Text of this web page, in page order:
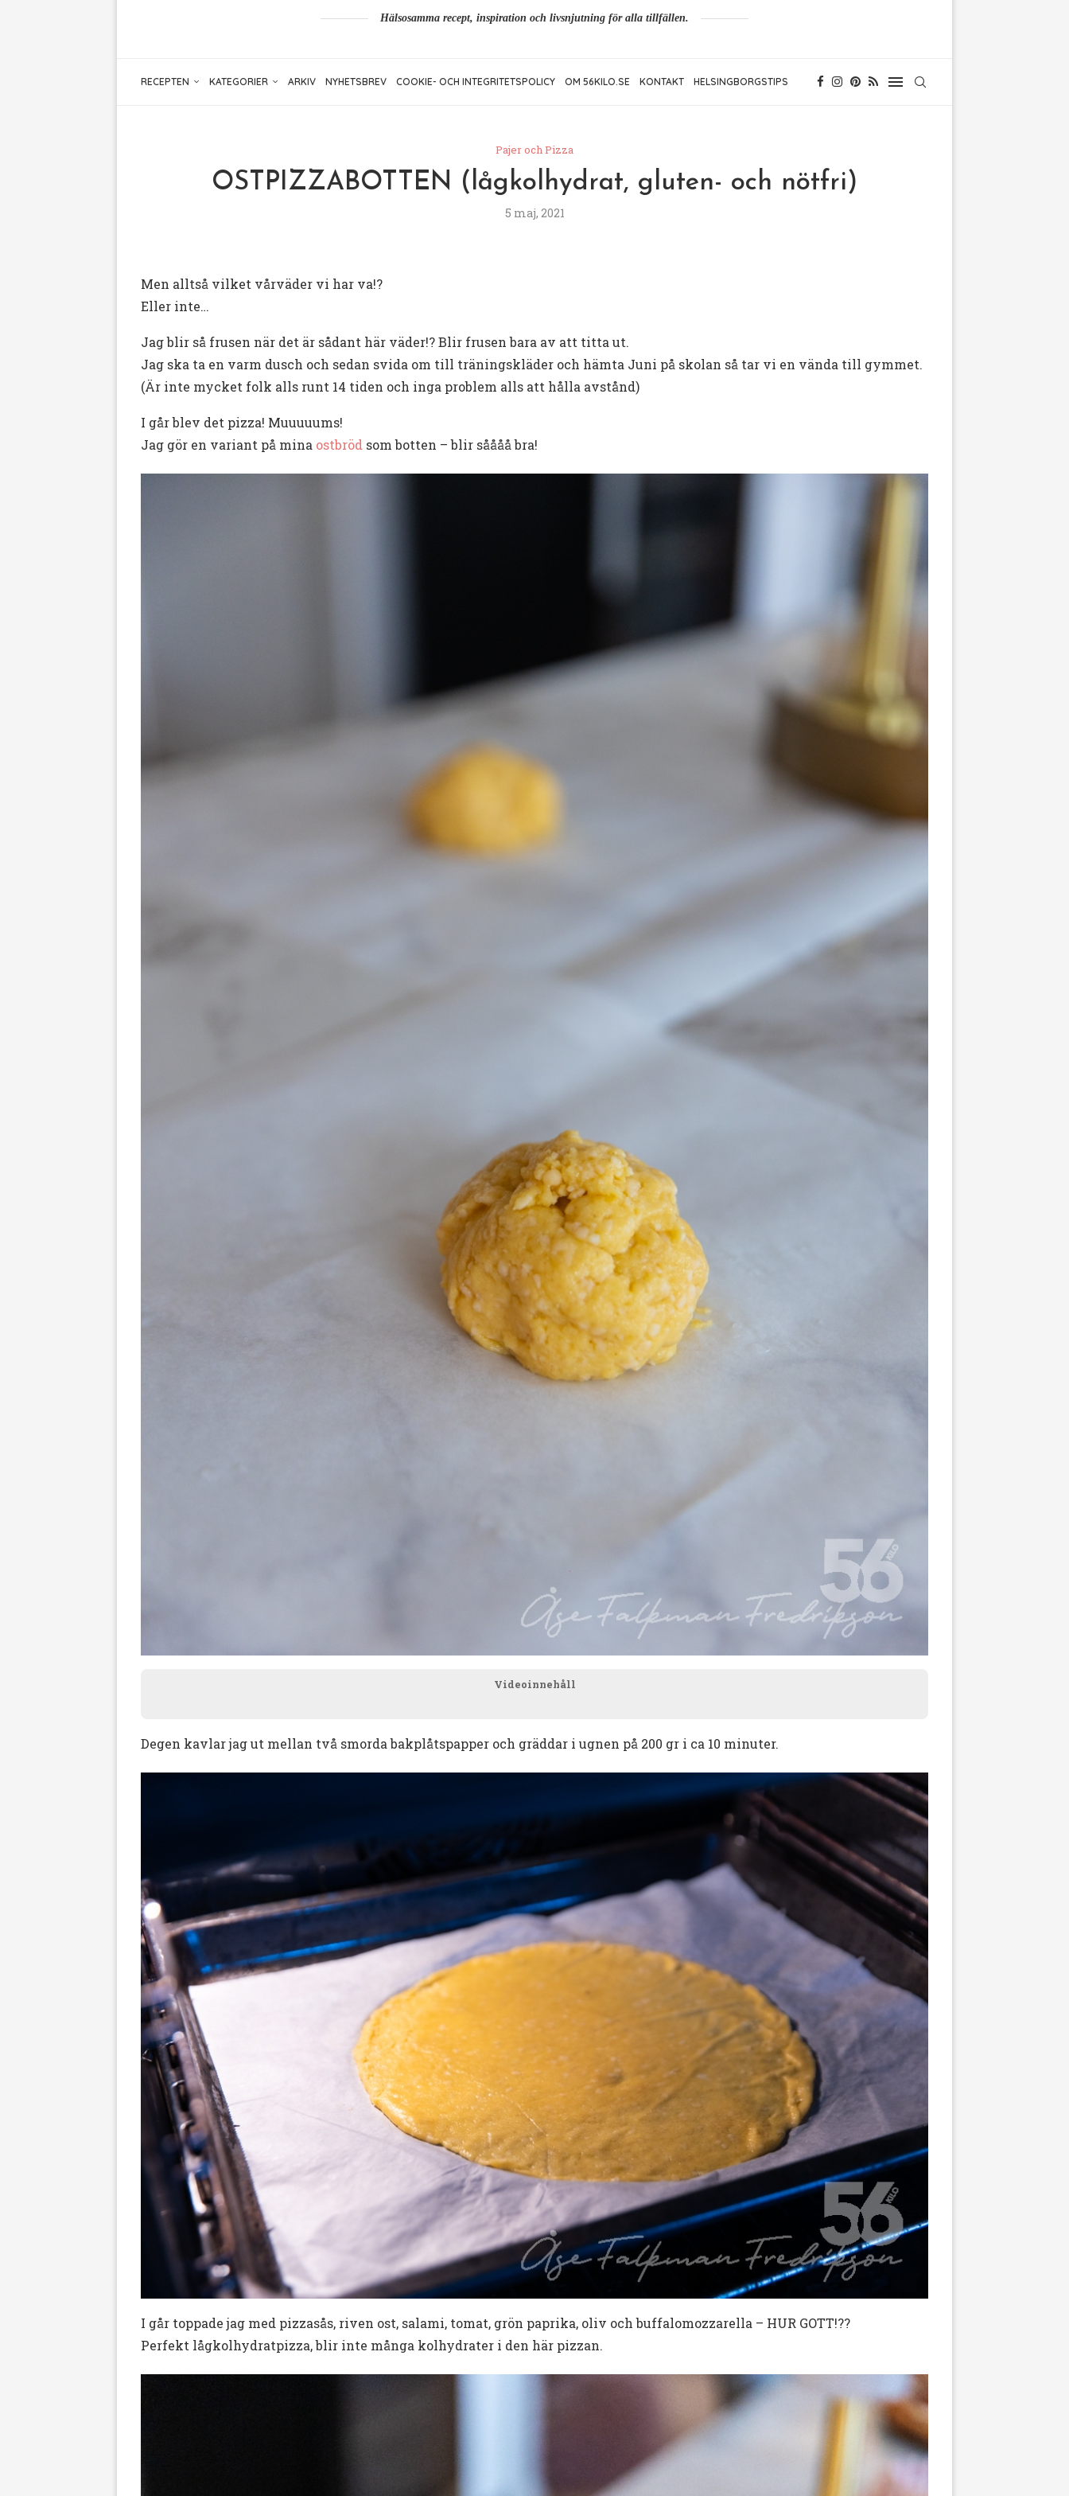
Hälsosamma recept, inspiration och livsnjutning för alla tillfällen.
RECEPTEN KATEGORIER ARKIV NYHETSBREV COOKIE- OCH INTEGRITETSPOLICY OM 56KILO.SE KONTAKT HELSINGBORGSTIPS
Pajer och Pizza
OSTPIZZABOTTEN (lågkolhydrat, gluten- och nötfri)
5 maj, 2021
Men alltså vilket vårväder vi har va!?
Eller inte…
Jag blir så frusen när det är sådant här väder!? Blir frusen bara av att titta ut.
Jag ska ta en varm dusch och sedan svida om till träningskläder och hämta Juni på skolan så tar vi en vända till gymmet.
(Är inte mycket folk alls runt 14 tiden och inga problem alls att hålla avstånd)
I går blev det pizza! Muuuuums!
Jag gör en variant på mina ostbröd som botten – blir såååå bra!
Videoinnehåll
Degen kavlar jag ut mellan två smorda bakplåtspapper och gräddar i ugnen på 200 gr i ca 10 minuter.
I går toppade jag med pizzasås, riven ost, salami, tomat, grön paprika, oliv och buffalomozzarella – HUR GOTT!??
Perfekt lågkolhydratpizza, blir inte många kolhydrater i den här pizzan.